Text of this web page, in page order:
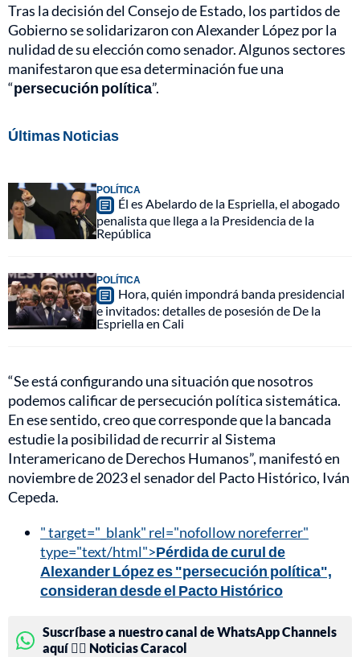
Tras la decisión del Consejo de Estado, los partidos de
Gobierno se solidarizaron con Alexander López por la
nulidad de su elección como senador. Algunos sectores
manifestaron que esa determinación fue una
“persecución política”.
Últimas Noticias
POLÍTICA
Él es Abelardo de la Espriella, el abogado
penalista que llega a la Presidencia de la
República
POLÍTICA
Hora, quién impondrá banda presidencial
e invitados: detalles de posesión de De la
Espriella en Cali
“Se está configurando una situación que nosotros
podemos calificar de persecución política sistemática.
En ese sentido, creo que corresponde que la bancada
estudie la posibilidad de recurrir al Sistema
Interamericano de Derechos Humanos”, manifestó en
noviembre de 2023 el senador del Pacto Histórico, Iván
Cepeda.
" target="_blank" rel="nofollow noreferrer"
type="text/html">Pérdida de curul de
Alexander López es "persecución política",
consideran desde el Pacto Histórico
Suscríbase a nuestro canal de WhatsApp Channels
aquí 👉🏻 Noticias Caracol